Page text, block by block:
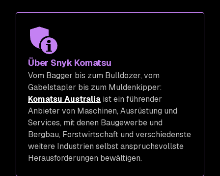
Über Snyk Komatsu
Vom Bagger bis zum Bulldozer, vom
Gabelstapler bis zum Muldenkipper:
Komatsu Australia ist ein führender
Anbieter von Maschinen, Ausrüstung und
Services, mit denen Baugewerbe und
Bergbau, Forstwirtschaft und verschiedenste
weitere Industrien selbst anspruchsvollste
Herausforderungen bewältigen.